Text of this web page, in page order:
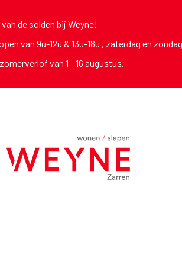
de solden bij Weyne!
van 9u-12u & 13u-18u , zaterdag en
van 1 - 16 augustus.